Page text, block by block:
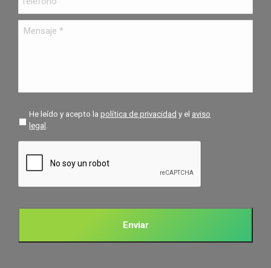
Mensaje
He leído y acepto la política de privacidad y el aviso
legal .